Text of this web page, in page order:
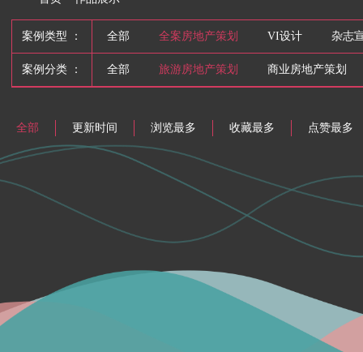
案例类型 ： 全部 全案房地产策划 VI设计 杂志
案例分类 ： 全部 旅游房地产策划 商业房地产策划
全部 更新时间 浏览最多 收藏最多 点赞最多